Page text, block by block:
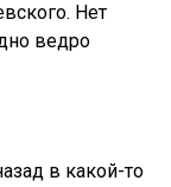
Нет
ведро
в какой-то